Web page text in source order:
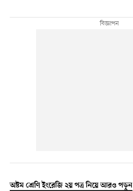
অষ্টম শ্রেণি ইংরেজি ২য় পত্র নিয়ে আরও পড়ুন